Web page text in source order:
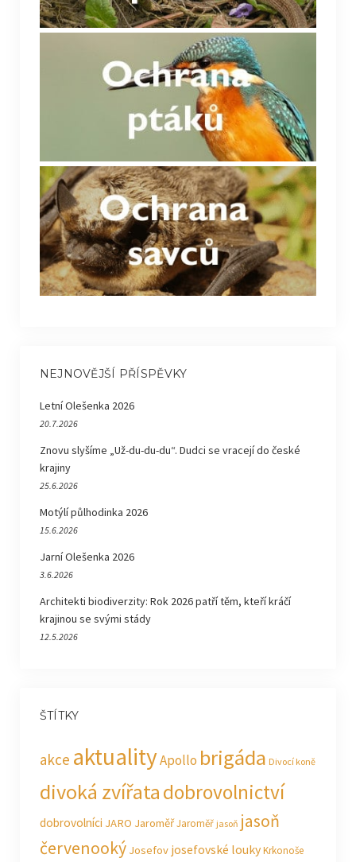
NEJNOVĚJŠÍ PŘÍSPĚVKY
Letní Olešenka 2026
20.7.2026
Znovu slyšíme „Už-du-du-du“. Dudci se vracejí do české
krajiny
25.6.2026
Motýlí půlhodinka 2026
15.6.2026
Jarní Olešenka 2026
3.6.2026
Architekti biodiverzity: Rok 2026 patří těm, kteří kráčí
krajinou se svými stády
12.5.2026
ŠTÍTKY
akce aktualityApollo brigáda Divocí koně
divoká zvířatadobrovolnictví
dobrovolníci JARO JaroměřJaroměř jasoň jasoň
červenooký Josefov josefovské loukyKrkonoše